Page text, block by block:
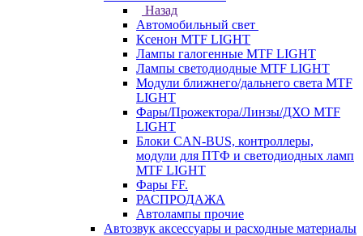
Назад
Автомобильный свет
Ксенон MTF LIGHT
Лампы галогенные MTF LIGHT
Лампы светодиодные MTF LIGHT
Модули ближнего/дальнего света MTF
LIGHT
Фары/Прожектора/Линзы/ДХО MTF
LIGHT
Блоки CAN-BUS, контроллеры,
модули для ПТФ и светодиодных ламп
MTF LIGHT
Фары FF.
РАСПРОДАЖА
Автолампы прочие
Автозвук аксессуары и расходные материалы